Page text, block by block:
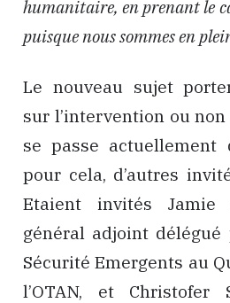
humanitaire, en prenant le
puisque nous sommes en
Le nouveau sujet
sur l’intervention ou
se passe actuellement
pour cela, d’autres
Etaient invités Jamie
général adjoint
Sécurité Emergents au
l’OTAN, et Christofer